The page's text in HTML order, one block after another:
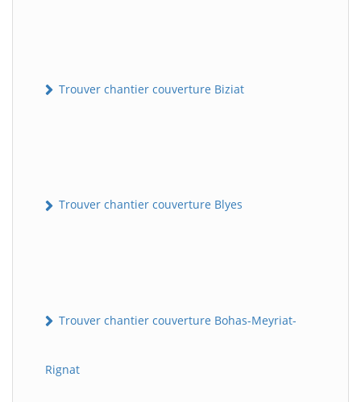
Trouver chantier couverture Biziat
Trouver chantier couverture Blyes
Trouver chantier couverture Bohas-Meyriat-
Rignat